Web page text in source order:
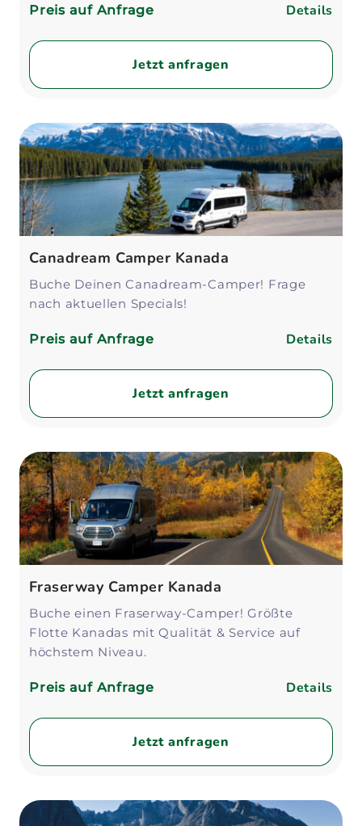
Preis auf Anfrage Details
Jetzt anfragen
Canadream Camper Kanada
Buche Deinen Canadream-Camper! Frage
nach aktuellen Specials!
Preis auf Anfrage Details
Jetzt anfragen
Fraserway Camper Kanada
Buche einen Fraserway-Camper! Größte
Flotte Kanadas mit Qualität & Service auf
höchstem Niveau.
Preis auf Anfrage Details
Jetzt anfragen